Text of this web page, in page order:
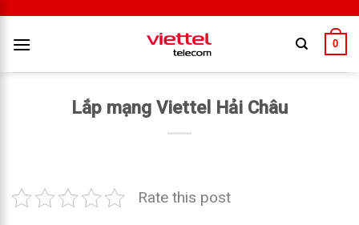
0
Lắp mạng Viettel Hải Châu
Rate this post